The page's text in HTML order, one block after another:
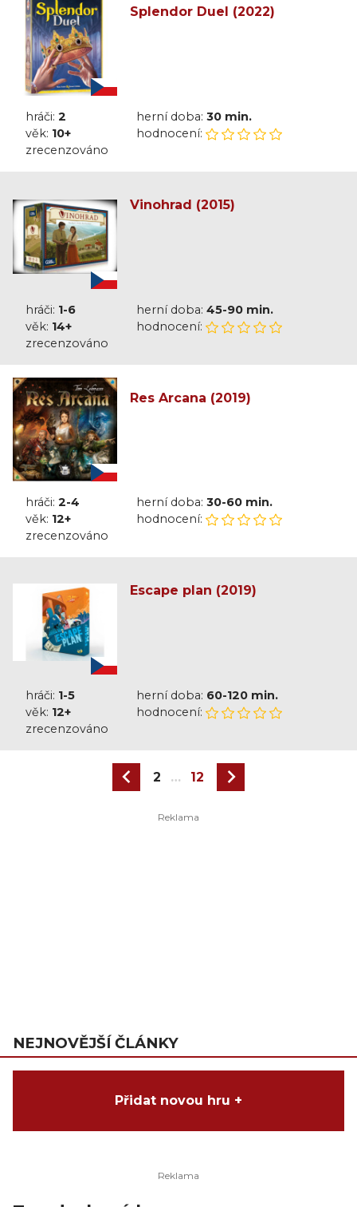
Splendor Duel (2022)
hráči: 2 herní doba: 30 min.
věk: 10+
hodnocení:
zrecenzováno
Vinohrad (2015)
hráči: 1-6 herní doba: 45-90 min.
věk: 14+
hodnocení:
zrecenzováno
Res Arcana (2019)
hráči: 2-4 herní doba: 30-60 min.
věk: 12+
hodnocení:
zrecenzováno
Escape plan (2019)
hráči: 1-5 herní doba: 60-120 min.
věk: 12+
hodnocení:
zrecenzováno
2 … 12
NEJNOVĚJŠÍ ČLÁNKY
Přidat novou hru +